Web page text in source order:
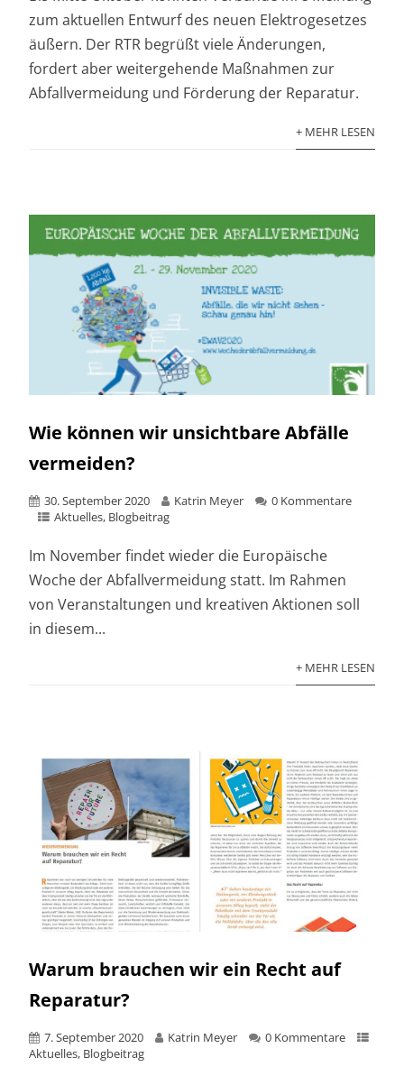
zum aktuellen Entwurf des neuen Elektrogesetzes
äußern. Der RTR begrüßt viele Änderungen,
fordert aber weitergehende Maßnahmen zur
Abfallvermeidung und Förderung der Reparatur.
+ MEHR LESEN
Wie können wir unsichtbare Abfälle
vermeiden?
30. September 2020 Katrin Meyer
0 Kommentare
Aktuelles, Blogbeitrag
Im November findet wieder die Europäische
Woche der Abfallvermeidung statt. Im Rahmen
von Veranstaltungen und kreativen Aktionen soll
in diesem...
+ MEHR LESEN
Warum brauchen wir ein Recht auf
Reparatur?
7. September 2020 Katrin Meyer
0 Kommentare
Aktuelles, Blogbeitrag